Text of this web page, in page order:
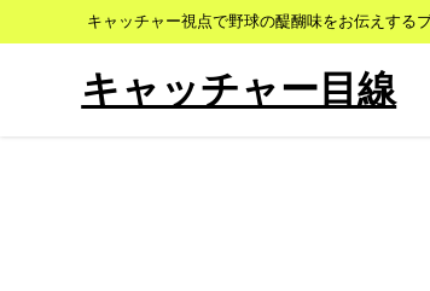
キャッチャー視点で野球の醍醐味をお伝えする
キャッチャー目線